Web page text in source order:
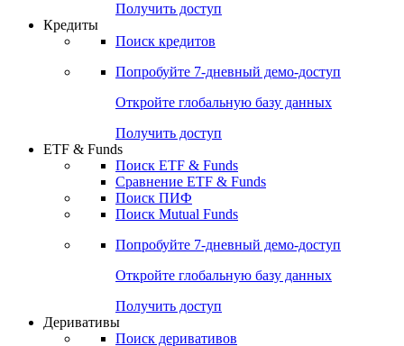
Попробуйте7-дневный
Откройте глобальную базу данных
Получить доступ
Поиск кредитов
Попробуйте7-дневный
Откройте глобальную базу данных
Получить доступ
ETF & Funds
Сравнение ETF & Funds
Поиск Mutual Funds
Попробуйте7-дневный
Откройте глобальную базу данных